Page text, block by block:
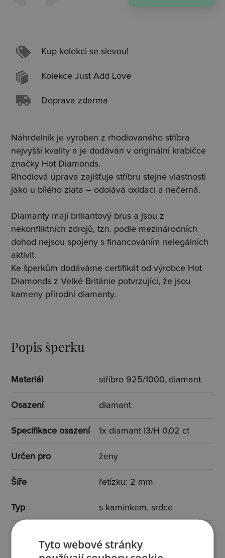
Kup kolekci se slevou!
Kolekce Just Add Love
Doprava zdarma
Náhrdelník je vyroben z rhodiovaného stříbra
nejvyšší kvality a je dodáván v originální krabičce
značky Hot Diamonds.
Rhodiová úprava zajišťuje stříbru stejné vlastnosti
jako u bílého zlata – odolává oxidaci a nečerná.
Diamanty mají briliantový brus a jsou z
nekonfliktních zdrojů, tzn. podle mezinárodních
dohod nejsou spojeny s financováním nelegálních
aktivit.
Ke šperkům dodáváme certifikát od výrobce Hot
Diamonds z Velké Británie potvrzující, že jsou
kameny přírodní diamanty.
Popis šperku
Materiál stříbro 925/1000, diamant
Osazení diamant
Specifikace osazení 1x diamant I3/H 0,02 ct
Určen pro ženy
Šíře řetízku: 2 mm
Typ s kamínkem, srdce
Barva
Tyto webové stránky